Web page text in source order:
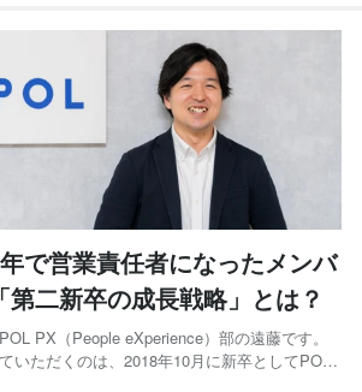
で営業責任者になったメンバ
二新卒の成長戦略」とは？
PX（People eXperience）部の遠藤です。
いただくのは、2018年10月に新卒としてPOL